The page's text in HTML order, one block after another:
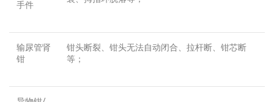
手件
输尿管肾
钳
钳头断裂、钳头无法自动闭合、拉杆断、钳芯断
等；